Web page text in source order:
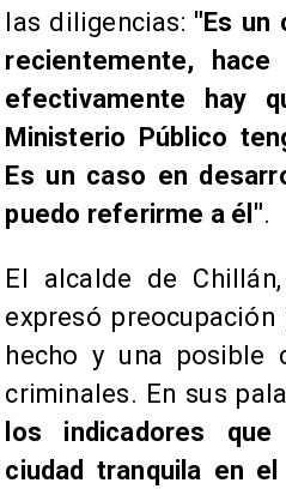
las diligencias: "Es un
recientemente,
efectivamente hay
Ministerio Público
Es un caso en
puedo referirme a él".
El alcalde de
expresó
hecho y una posible
criminales. En sus
los indicadores
ciudad tranquila en